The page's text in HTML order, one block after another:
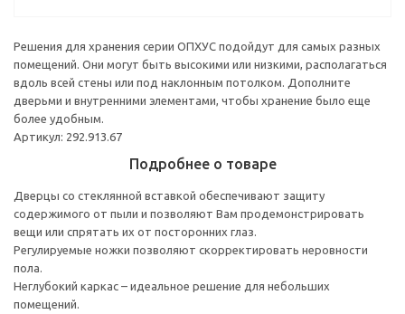
Решения для хранения серии ОПХУС подойдут для самых разных
помещений. Они могут быть высокими или низкими, располагаться
вдоль всей стены или под наклонным потолком. Дополните
дверьми и внутренними элементами, чтобы хранение было еще
более удобным.
Артикул: 292.913.67
Подробнее о товаре
Дверцы со стеклянной вставкой обеспечивают защиту
содержимого от пыли и позволяют Вам продемонстрировать
вещи или спрятать их от посторонних глаз.
Регулируемые ножки позволяют скорректировать неровности
пола.
Неглубокий каркас – идеальное решение для небольших
помещений.